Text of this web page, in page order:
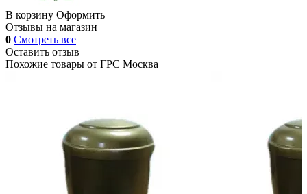
В корзину Оформить
Отзывы на магазин
0 Смотреть все
Оставить отзыв
Похожие товары от ГРС Москва